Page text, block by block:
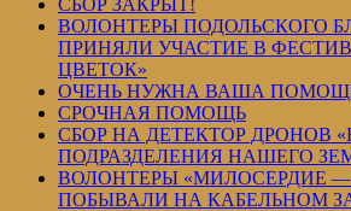
СБОР ЗАКРЫТ!
ВОЛОНТЕРЫ ПОДОЛЬСКОГО
ПРИНЯЛИ УЧАСТИЕ В
ЦВЕТОК»
ОЧЕНЬ НУЖНА ВАША
СРОЧНАЯ ПОМОЩЬ
СБОР НА ДЕТЕКТОР ДРОНОВ
ПОДРАЗДЕЛЕНИЯ НАШЕГО
ВОЛОНТЕРЫ «МИЛОСЕРДИЕ
ПОБЫВАЛИ НА КАБЕЛЬНОМ